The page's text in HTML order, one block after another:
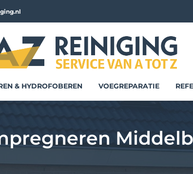
& HYDROFOBEREN VOEGREPARATIE